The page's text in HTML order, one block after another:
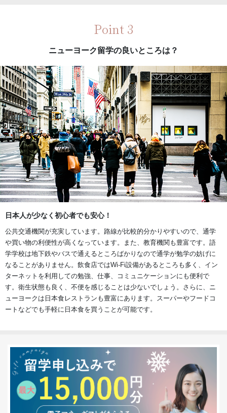
Point 3
ニューヨーク留学の良いところは？
日本人が少なく初心者でも安心！
公共交通機関が充実しています。路線が比較的分かりやすいので、通学
や買い物の利便性が高くなっています。また、教育機関も豊富です。語
学学校は地下鉄やバスで通えるところばかりなので通学が勉学の妨げに
なることがありません。飲食店ではWi-Fi設備があるところも多く、イン
ターネットを利用しての勉強、仕事、コミュニケーションにも便利で
す。衛生状態も良く、不便を感じることは少ないでしょう。さらに、ニ
ューヨークは日本食レストランも豊富にあります。スーパーやフードコ
ートなどでも手軽に日本食を買うことが可能です。